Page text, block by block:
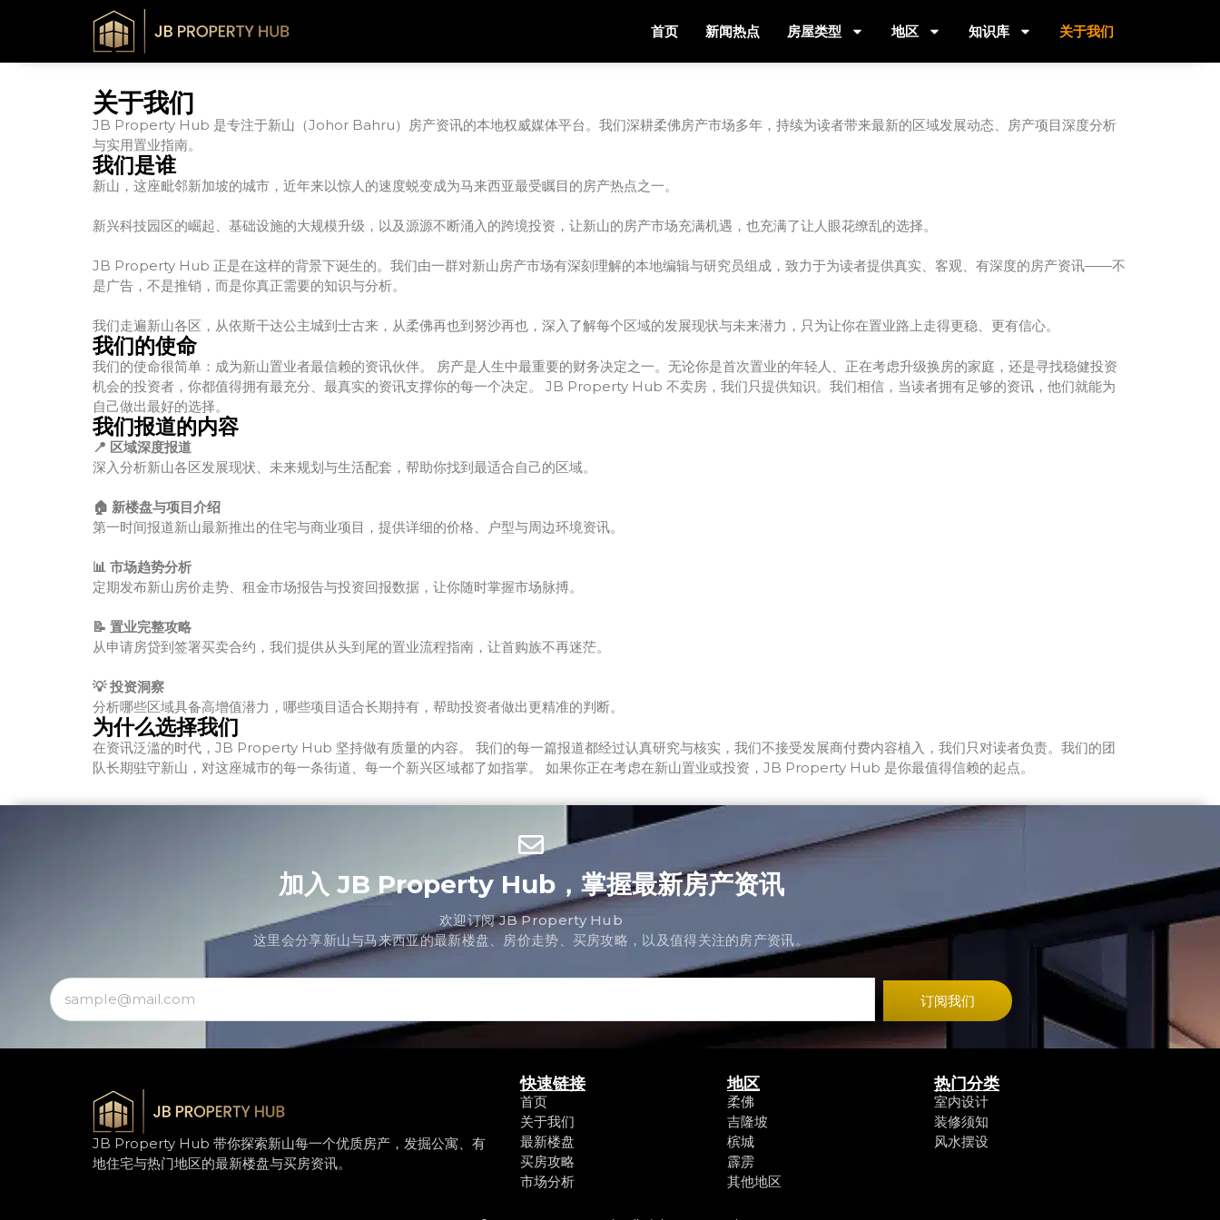
首页 新闻热点 房屋类型 地区 知识库 关于我们
关于我们
JB Property Hub 是专注于新山（Johor Bahru）房产资讯的本地权威媒体平台。我们深耕柔佛房产市场多年，持续为读者带来最新的区域发展动态、房产项目深度分析
与实用置业指南。
我们是谁
新山，这座毗邻新加坡的城市，近年来以惊人的速度蜕变成为马来西亚最受瞩目的房产热点之一。
新兴科技园区的崛起、基础设施的大规模升级，以及源源不断涌入的跨境投资，让新山的房产市场充满机遇，也充满了让人眼花缭乱的选择。
JB Property Hub 正是在这样的背景下诞生的。我们由一群对新山房产市场有深刻理解的本地编辑与研究员组成，致力于为读者提供真实、客观、有深度的房产资讯——不
是广告，不是推销，而是你真正需要的知识与分析。
我们走遍新山各区，从依斯干达公主城到士古来，从柔佛再也到努沙再也，深入了解每个区域的发展现状与未来潜力，只为让你在置业路上走得更稳、更有信心。
我们的使命
我们的使命很简单：成为新山置业者最信赖的资讯伙伴。 房产是人生中最重要的财务决定之一。无论你是首次置业的年轻人、正在考虑升级换房的家庭，还是寻找稳健投资
机会的投资者，你都值得拥有最充分、最真实的资讯支撑你的每一个决定。 JB Property Hub 不卖房，我们只提供知识。我们相信，当读者拥有足够的资讯，他们就能为
自己做出最好的选择。
我们报道的内容
📍 区域深度报道
深入分析新山各区发展现状、未来规划与生活配套，帮助你找到最适合自己的区域。
🏠 新楼盘与项目介绍
第一时间报道新山最新推出的住宅与商业项目，提供详细的价格、户型与周边环境资讯。
📊 市场趋势分析
定期发布新山房价走势、租金市场报告与投资回报数据，让你随时掌握市场脉搏。
📝 置业完整攻略
从申请房贷到签署买卖合约，我们提供从头到尾的置业流程指南，让首购族不再迷茫。
💡 投资洞察
分析哪些区域具备高增值潜力，哪些项目适合长期持有，帮助投资者做出更精准的判断。
为什么选择我们
在资讯泛滥的时代，JB Property Hub 坚持做有质量的内容。 我们的每一篇报道都经过认真研究与核实，我们不接受发展商付费内容植入，我们只对读者负责。我们的团
队长期驻守新山，对这座城市的每一条街道、每一个新兴区域都了如指掌。 如果你正在考虑在新山置业或投资，JB Property Hub 是你最值得信赖的起点。
加入 JB Property Hub，掌握最新房产资讯
欢迎订阅 JB Property Hub
这里会分享新山与马来西亚的最新楼盘、房价走势、买房攻略，以及值得关注的房产资讯。
订阅我们
JB Property Hub 带你探索新山每一个优质房产，发掘公寓、有
地住宅与热门地区的最新楼盘与买房资讯。
快速链接
首页
关于我们
最新楼盘
买房攻略
市场分析
地区
柔佛
吉隆坡
槟城
霹雳
其他地区
热门分类
室内设计
装修须知
风水摆设